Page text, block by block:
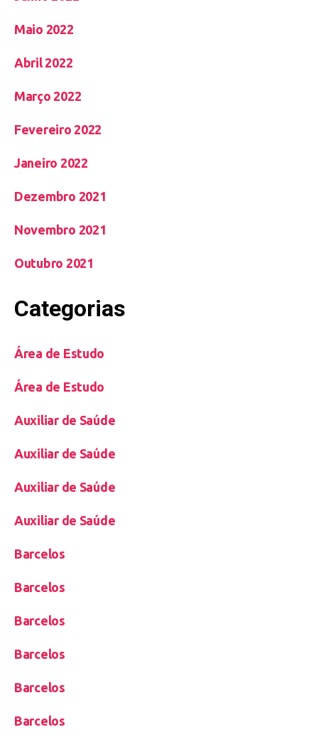
Maio 2022
Abril 2022
Março 2022
Fevereiro 2022
Janeiro 2022
Dezembro 2021
Novembro 2021
Outubro 2021
Categorias
Área de Estudo
Área de Estudo
Auxiliar de Saúde
Auxiliar de Saúde
Auxiliar de Saúde
Auxiliar de Saúde
Barcelos
Barcelos
Barcelos
Barcelos
Barcelos
Barcelos